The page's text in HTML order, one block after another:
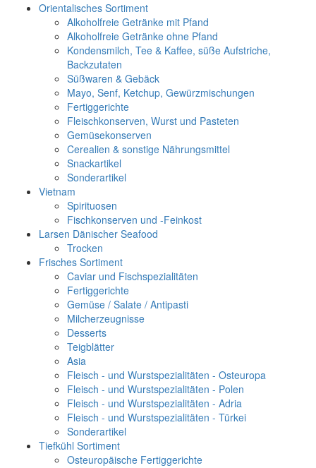
Orientalisches Sortiment
Alkoholfreie Getränke mit Pfand
Alkoholfreie Getränke ohne Pfand
Kondensmilch, Tee & Kaffee, süße Aufstriche,
Backzutaten
Süßwaren & Gebäck
Mayo, Senf, Ketchup, Gewürzmischungen
Fertiggerichte
Fleischkonserven, Wurst und Pasteten
Gemüsekonserven
Cerealien & sonstige Nährungsmittel
Snackartikel
Sonderartikel
Vietnam
Spirituosen
Fischkonserven und -Feinkost
Larsen Dänischer Seafood
Trocken
Frisches Sortiment
Caviar und Fischspezialitäten
Fertiggerichte
Gemüse / Salate / Antipasti
Milcherzeugnisse
Desserts
Teigblätter
Asia
Fleisch - und Wurstspezialitäten - Osteuropa
Fleisch - und Wurstspezialitäten - Polen
Fleisch - und Wurstspezialitäten - Adria
Fleisch - und Wurstspezialitäten - Türkei
Sonderartikel
Tiefkühl Sortiment
Osteuropäische Fertiggerichte